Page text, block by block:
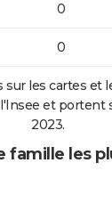
0
0
les cartes et
et portent
2023.
famille les